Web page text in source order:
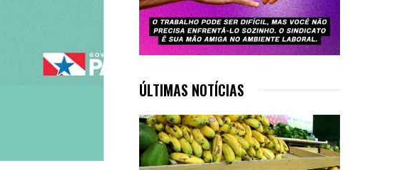
ÚLTIMAS NOTÍCIAS